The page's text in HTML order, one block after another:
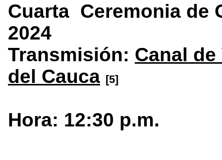
Cuarta Ceremonia de
2024
Transmisión: Canal
del Cauca [5]
Hora: 12:30 p.m.